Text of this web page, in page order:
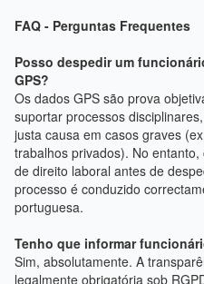
FAQ - Perguntas Frequentes
Posso despedir um
GPS?
Os dados GPS são prova
suportar processos
justa causa em casos graves
trabalhos privados). No
de direito laboral antes de
processo é conduzido
portuguesa.
Tenho que informar
Sim, absolutamente. A
legalmente obrigatória sob